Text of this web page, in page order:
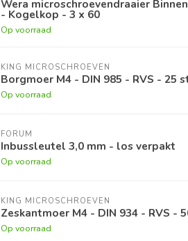
Wera microschroevendraaier
- Kogelkop - 3 x 60
Op voorraad
KING MICROSCHROEVEN
Borgmoer M4 - DIN 985 - RVS - 25
Op voorraad
FORUM
Inbussleutel 3,0 mm - los verpakt
Op voorraad
KING MICROSCHROEVEN
Zeskantmoer M4 - DIN 934 - RVS -
Op voorraad